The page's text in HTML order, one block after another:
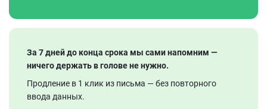
За 7 дней до конца срока мы сами напомним —
ничего держать в голове не нужно.
Продление в 1 клик из письма — без повторного
ввода данных.